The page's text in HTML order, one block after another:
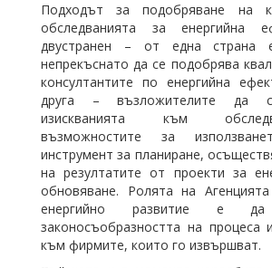
Подходът за подобряване на
обследванията за енергийна
двустранен – от една страна
непрекъснато да се подобрява
консултантите по енергийна
друга – възложителите да
изискванията към
възможностите за
инструмент за планиране,
на резултатите от проекти за
обновяване. Ролята на
енергийно развитие е да
законосъобразността на процеса
към фирмите, които го извършват.